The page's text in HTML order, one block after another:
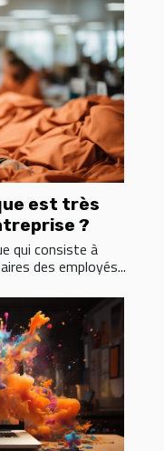
est très
?
qui consiste à
des employés...